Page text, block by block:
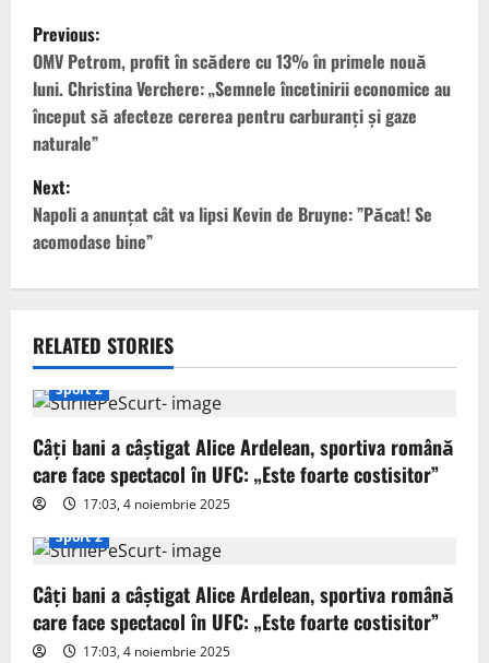
P
o
s
t
n
a
v
i
g
a
t
i
o
n
Previous:
OMV Petrom, profit în scădere cu 13% în primele nouă
luni. Christina Verchere: „Semnele încetinirii economice au
început să afecteze cererea pentru carburanți și gaze
naturale”
Next:
Napoli a anunțat cât va lipsi Kevin de Bruyne: ”Păcat! Se
acomodase bine”
RELATED STORIES
Sport 2
Câți bani a câștigat Alice Ardelean, sportiva română
care face spectacol în UFC: „Este foarte costisitor”
17:03, 4 noiembrie 2025
Sport 2
Câți bani a câștigat Alice Ardelean, sportiva română
care face spectacol în UFC: „Este foarte costisitor”
17:03, 4 noiembrie 2025